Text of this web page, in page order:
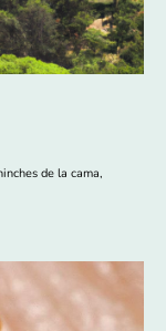
de la cama,